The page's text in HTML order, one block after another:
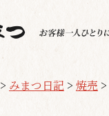
> みまつ日記 > 焼売 >